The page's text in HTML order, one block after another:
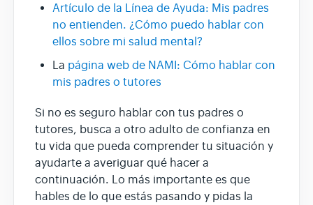
Artículo de la Línea de Ayuda: Mis padres
no entienden. ¿Cómo puedo hablar con
ellos sobre mi salud mental?
La página web de NAMI: Cómo hablar con
mis padres o tutores
Si no es seguro hablar con tus padres o
tutores, busca a otro adulto de confianza en
tu vida que pueda comprender tu situación y
ayudarte a averiguar qué hacer a
continuación. Lo más importante es que
hables de lo que estás pasando y pidas la